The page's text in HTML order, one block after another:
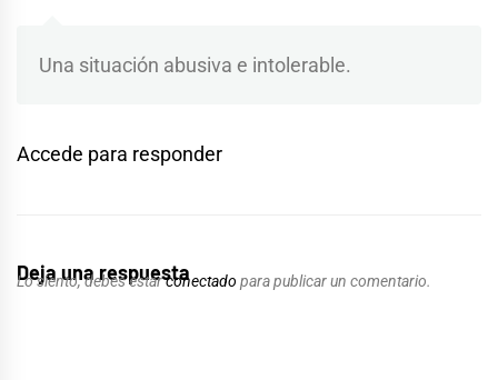
Una situación abusiva e intolerable.
Accede para responder
Deja una respuesta
Lo siento, debes estarconectado para publicar un comentario.